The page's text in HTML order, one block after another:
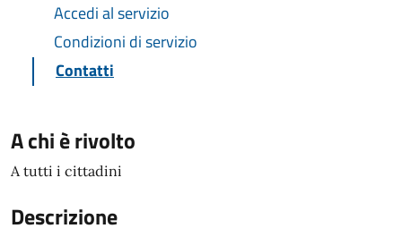
Accedi al servizio
Condizioni di servizio
Contatti
A chi è rivolto
A tutti i cittadini
Descrizione